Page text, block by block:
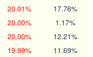
20.01% 17.76%
20.00% 1.17%
20.00% 12.21%
19.99% 11.69%